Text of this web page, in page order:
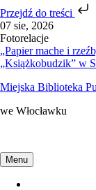
Przejdź do treści
Skip
to
content
07 sie, 2026
Fotorelacje
„Papier mache i
„Książkobudzik” w
Miejska Biblioteka
we Włocławku
Menu